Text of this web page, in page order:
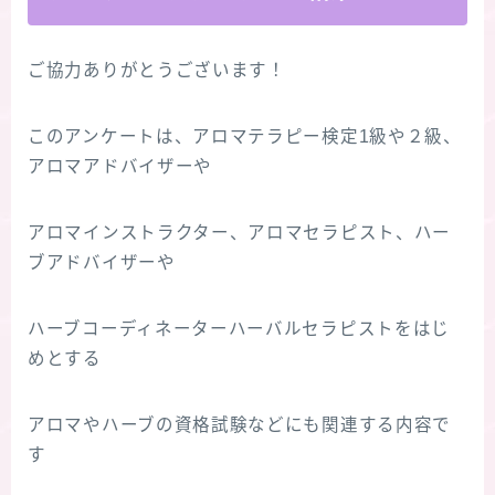
ご協力ありがとうございます！
このアンケートは、アロマテラピー検定1級や２級、
アロマアドバイザーや
アロマインストラクター、アロマセラピスト、ハー
ブアドバイザーや
ハーブコーディネーターハーバルセラピストをはじ
めとする
アロマやハーブの資格試験などにも関連する内容で
す